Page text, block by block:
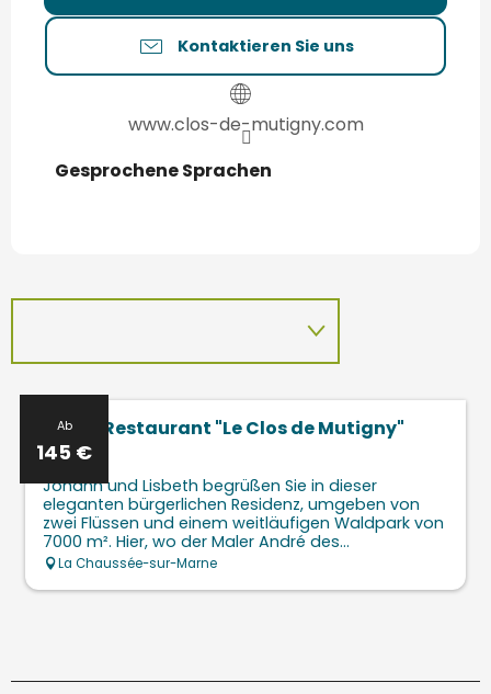
Kontaktieren Sie uns
www.clos-de-mutigny.com
Gesprochene Sprachen
Gesprochene Sprachen
Ab
145 €
Hôtel-Restaurant "Le Clos de Mutigny"
Johann und Lisbeth begrüßen Sie in dieser
eleganten bürgerlichen Residenz, umgeben von
zwei Flüssen und einem weitläufigen Waldpark von
7000 m². Hier, wo der Maler André des...
La Chaussée-sur-Marne